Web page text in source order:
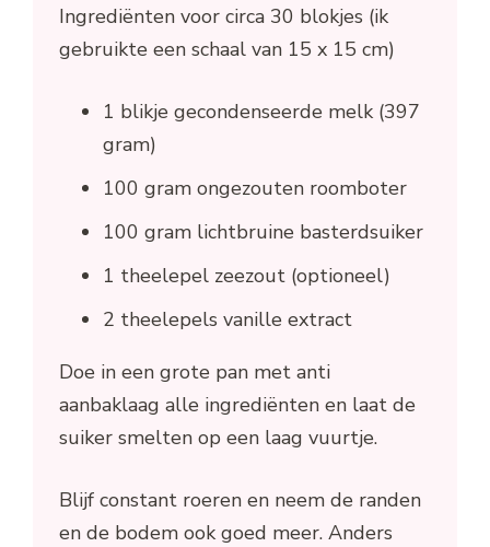
Ingrediënten voor circa 30 blokjes (ik
gebruikte een schaal van 15 x 15 cm)
1 blikje gecondenseerde melk (397
gram)
100 gram ongezouten roomboter
100 gram lichtbruine basterdsuiker
1 theelepel zeezout (optioneel)
2 theelepels vanille extract
Doe in een grote pan met anti
aanbaklaag alle ingrediënten en laat de
suiker smelten op een laag vuurtje.
Blijf constant roeren en neem de randen
en de bodem ook goed meer. Anders